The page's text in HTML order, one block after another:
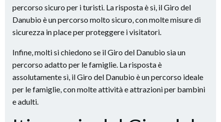
percorso sicuro per i turisti. La risposta è sì, il Giro del
Danubio è un percorso molto sicuro, con molte misure di
sicurezza in place per proteggere i visitatori.
Infine, molti si chiedono se il Giro del Danubio sia un
percorso adatto per le famiglie. La risposta è
assolutamente sì, il Giro del Danubio è un percorso ideale
per le famiglie, con molte attività e attrazioni per bambini
e adulti.